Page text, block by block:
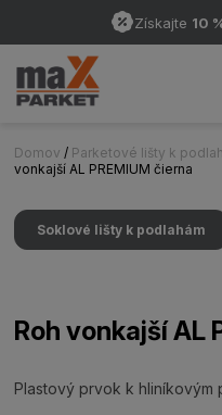
Získajte 10
Domov / Parketové lišty k
vonkajší AL PREMIUM čierna
Soklové lišty k podlahám
Roh vonkajší AL
Plastový prvok k hliníkovým